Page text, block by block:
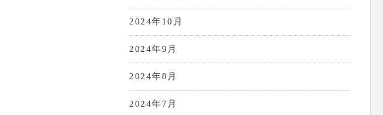
2024年10月
2024年9月
2024年8月
2024年7月